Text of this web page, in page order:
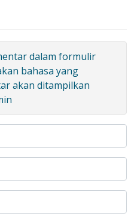
dalam formulir
bahasa yang
akan ditampilkan